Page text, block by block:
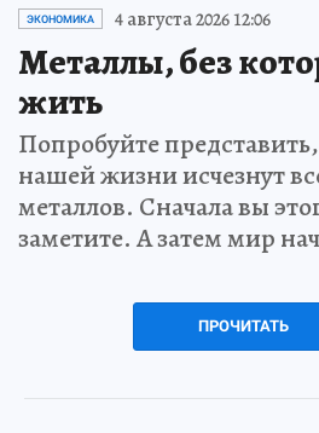
ЭКОНОМИКА 4 августа 2026 12:06
Металлы, без
жить
Попробуйте
нашей жизни исчезнут
металлов. Сначала вы
заметите. А затем мир
ПРОЧИТАТЬ